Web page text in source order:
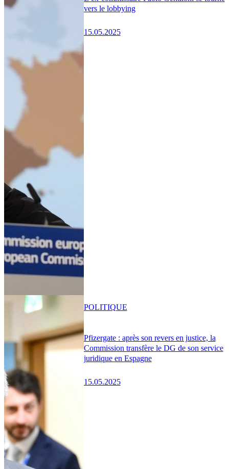
vers le lobbying
15.05.2025
Pfizergate : après son revers en justice, la
Commission transfère le DG de son service
juridique en Espagne
15.05.2025
POLITIQUE